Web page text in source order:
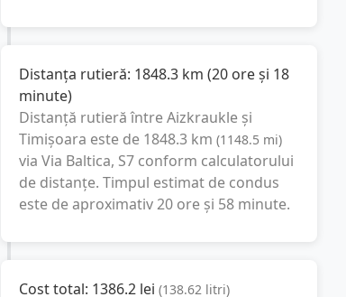
Distanța rutieră: 1848.3 km (20 ore și 18
minute)
Distanță rutieră întreAizkraukleși
Timișoara este de 1848.3 km (1148.5 mi)
via Via Baltica, S7conform calculatorului
de distanțe. Timpul estimat de condus
este de aproximativ20 ore și 58 minute.
Cost total: 1386.2 lei (138.62 litri)